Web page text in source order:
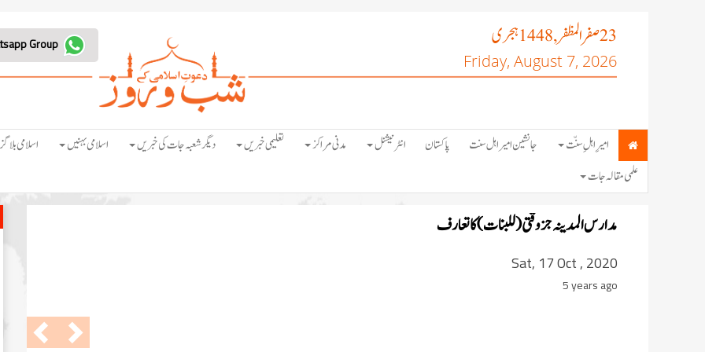
23صفر المظفر, 1448 ہجری
Friday, August 7, 2026
امیرِ اہلِ سنّت جانشین امیر اہل سنت پاکستان انٹرنیشنل مدنی مراکز تعلیمی خبریں دیگر شعبہ جات کی خبریں اسلامی بہنیں اسلامی بلاگز
علمی مقالہ جات
مدارس المدینہ جزوقتی (للبنات) کا تعارف
Sat, 17 Oct , 2020
5 years ago
Previous Next